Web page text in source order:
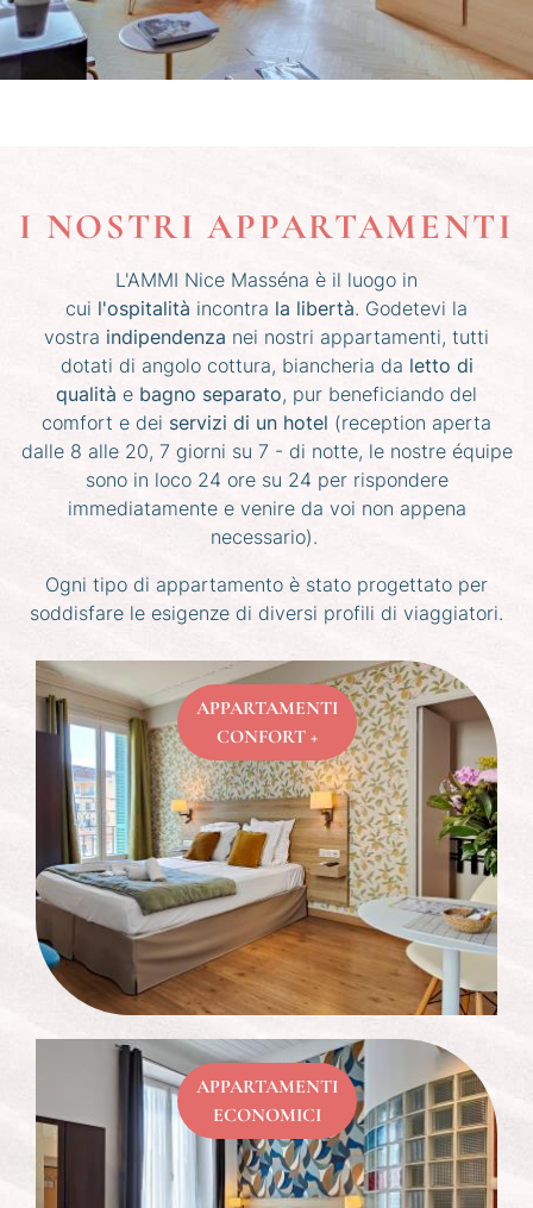
I NOSTRI APPARTAMENTI
L'AMMI Nice Masséna è il luogo in
cui l'ospitalità incontra la libertà. Godetevi la
vostra indipendenza nei nostri appartamenti, tutti
dotati di angolo cottura, biancheria da letto di
qualità e bagno separato, pur beneficiando del
comfort e dei servizi di un hotel (reception aperta
dalle 8 alle 20, 7 giorni su 7 - di notte, le nostre équipe
sono in loco 24 ore su 24 per rispondere
immediatamente e venire da voi non appena
necessario).
Ogni tipo di appartamento è stato progettato per
soddisfare le esigenze di diversi profili di viaggiatori.
APPARTAMENTI
CONFORT +
APPARTAMENTI
ECONOMICI